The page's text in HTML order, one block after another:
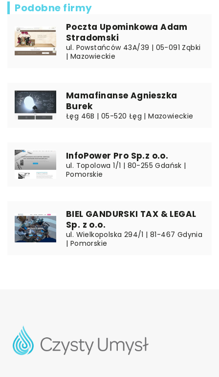
Podobne firmy
Poczta Upominkowa Adam
Stradomski
ul. Powstańców 43A/39 | 05-091 Ząbki
| Mazowieckie
Mamafinanse Agnieszka
Burek
Łęg 46B | 05-520 Łęg | Mazowieckie
InfoPower Pro Sp.z o.o.
ul. Topolowa 1/1 | 80-255 Gdańsk |
Pomorskie
BIEL GANDURSKI TAX & LEGAL
Sp. z o.o.
ul. Wielkopolska 294/1 | 81-467 Gdynia
| Pomorskie